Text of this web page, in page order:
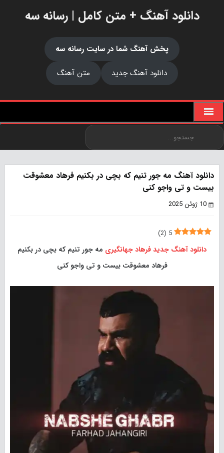
دانلود آهنگ + متن کامل | رسانه سه
پخش آهنگ شما در سایت رسانه سه
دانلود آهنگ جدید
متن آهنگ
دانلود آهنگ مه جور تنیم که بچی در بکنیم فرهاد معشوقت
بیست و تی واجو کنی
10 ژوئن 2025
5
(
2
)
دانلود آهنگ جدیدفرهاد جهانگیری مه جور تنیم که بچی در بکنیم
فرهاد معشوقت بیست و تی واجو کنی